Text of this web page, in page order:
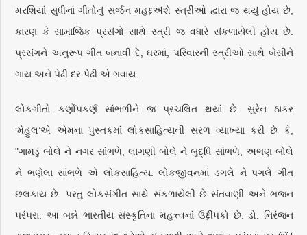
મરશિયાં સુધીનાં ગીતોનું સર્જન મહદ્દઅંશે સ્ત્રીઓ દ્વારા જ થયું હોય છે,
કારણ કે સામાજિક પ્રસંગો સાથે સ્ત્રી જ વધારે સંકળાયેલી હોય છે.
પ્રસંગને અનુરૂપ ગીત બનાવી દે, ઘરમાં, પરિવારની સ્ત્રીઓ સાથે બેસીને
ગાય અને પેઢી દર પેઢી એ ગવાય.
લોકગીતો કર્ણોપકર્ણ સાંભળીને જ પ્રચલિત થયાં છે. સુરેન ઠાકર
‘મેહુલ’એ એમના પુસ્તકમાં લોકસાહિત્યની સરળ વ્યાખ્યા કરી છે કે,
"ગામડું બોલે ને નગર સાંભળે, લાગણી બોલે ને બુદ્ધિ સાંભળે, અભણ બોલે
ને ભણેલા સાંભળે એ લોકસાહિત્ય. લોકજીવનમાં ડગલે ને પગલે ગીત
છલકાય છે. પરંતુ લોકસંગીત સાથે સંકળાયેલી છે સંતવાણી અને ભજન
પરંપરા. આ બન્ને ભારતીય સંસ્કૃતિના મહત્ત્વનાં ઉદ્દીપકો છે. ડો. નિરંજન